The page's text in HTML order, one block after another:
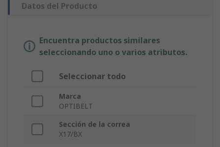
Datos del Producto
Encuentra productos similares
seleccionando uno o varios atributos.
Seleccionar todo
Marca
OPTIBELT
Sección de la correa
X17/BX